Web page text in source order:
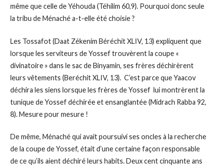
même que celle de Yéhouda (Téhilim 60,9). Pourquoi donc seule
la tribu de Ménaché a-t-elle été choisie ?
Les Tossafot (Daat Zékenim Béréchit XLIV, 13) expliquent que
lorsque les serviteurs de Yossef trouvèrent la coupe «
divinatoire » dans le sac de Binyamin, ses frères déchirèrent
leurs vêtements (Beréchit XLIV, 13). C’est parce que Yaacov
déchira les siens lorsque les frères de Yossef lui montrèrent la
tunique de Yossef déchirée et ensanglantée (Midrach Rabba 92,
8). Mesure pour mesure !
De même, Ménaché qui avait poursuivi ses oncles à la recherche
de la coupe de Yossef, était d’une certaine façon responsable
de ce qu’ils aient déchiré leurs habits. Deux cent cinquante ans